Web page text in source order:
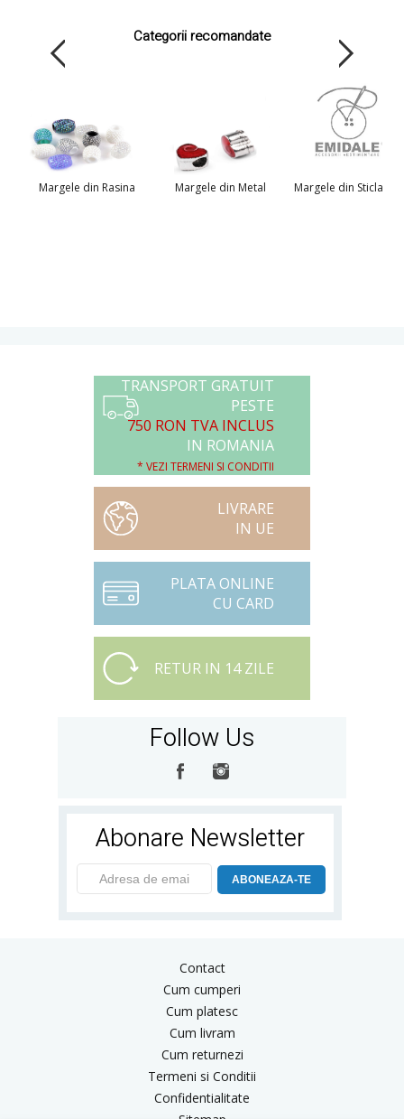
Categorii recomandate
Margele din Rasina Margele din Metal Margele din Sticla
TRANSPORT GRATUIT
PESTE
750 RON TVA INCLUS
IN ROMANIA
* VEZI TERMENI SI CONDITII
LIVRARE
IN UE
PLATA ONLINE
CU CARD
RETUR IN 14 ZILE
Follow Us
Abonare Newsletter
ABONEAZA-TE
Contact
Cum cumperi
Cum platesc
Cum livram
Cum returnezi
Termeni si Conditii
Confidentialitate